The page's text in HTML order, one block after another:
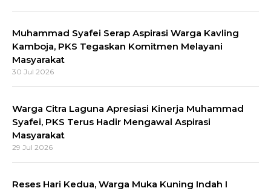
Muhammad Syafei Serap Aspirasi Warga Kavling
Kamboja, PKS Tegaskan Komitmen Melayani
Masyarakat
30 Jul 2026
Warga Citra Laguna Apresiasi Kinerja Muhammad
Syafei, PKS Terus Hadir Mengawal Aspirasi
Masyarakat
29 Jul 2026
Reses Hari Kedua, Warga Muka Kuning Indah I